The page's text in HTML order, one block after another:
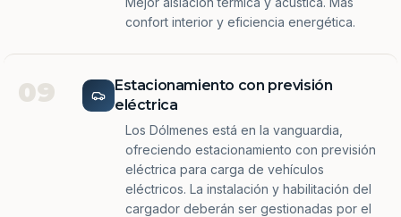
confort interior y eficiencia energética.
09
Estacionamiento con previsión
eléctrica
Los Dólmenes está en la vanguardia,
ofreciendo estacionamiento con previsión
eléctrica para carga de vehículos
eléctricos. La instalación y habilitación del
cargador deberán ser gestionadas por el